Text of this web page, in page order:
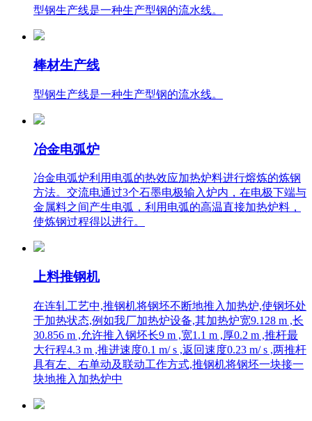
型钢生产线是一种生产型钢的流水线。
棒材生产线
型钢生产线是一种生产型钢的流水线。
冶金电弧炉
冶金电弧炉利用电弧的热效应加热炉料进行熔炼的炼钢
方法。交流电通过3个石墨电极输入炉内，在电极下端与
金属料之间产生电弧，利用电弧的高温直接加热炉料，
使炼钢过程得以进行。
上料推钢机
在连轧工艺中,推钢机将钢坯不断地推入加热炉,使钢坯处
于加热状态,例如我厂加热炉设备,其加热炉宽9.128 m ,长
30.856 m ,允许推入钢坯长9 m ,宽1.1 m ,厚0.2 m ,推杆最
大行程4.3 m ,推进速度0.1 m/ s ,返回速度0.23 m/ s ,两推杆
具有左、右单动及联动工作方式,推钢机将钢坯一块接一
块地推入加热炉中